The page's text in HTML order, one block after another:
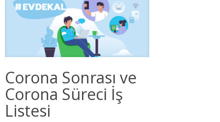
Corona Sonrası ve
Corona Süreci İş
Listesi